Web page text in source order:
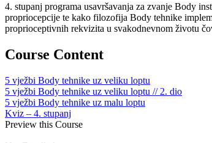
4. stupanj programa usavršavanja za zvanje Body
propriocepcije te kako filozofija Body tehnike
proprioceptivnih rekvizita u svakodnevnom životu
Course Content
5 vježbi Body tehnike uz veliku loptu
5 vježbi Body tehnike uz veliku loptu // 2. dio
5 vježbi Body tehnike uz malu loptu
Kviz – 4. stupanj
Preview this Course